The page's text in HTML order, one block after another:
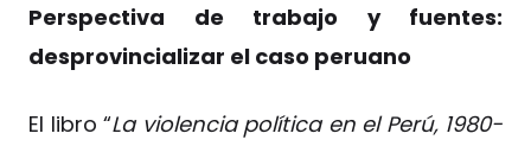
Perspectiva de trabajo y fuentes:
desprovincializar el caso peruano
El libro “La violencia política en el Perú, 1980-